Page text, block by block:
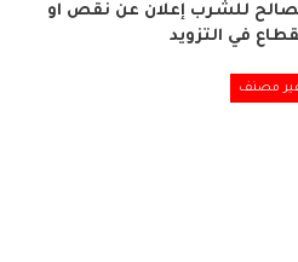
للشرب إعلان عن نقص او
في التزويد
مصنف